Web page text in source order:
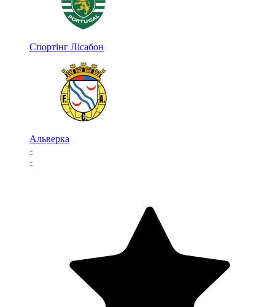
Спортінг Лісабон
Альверка
-
-